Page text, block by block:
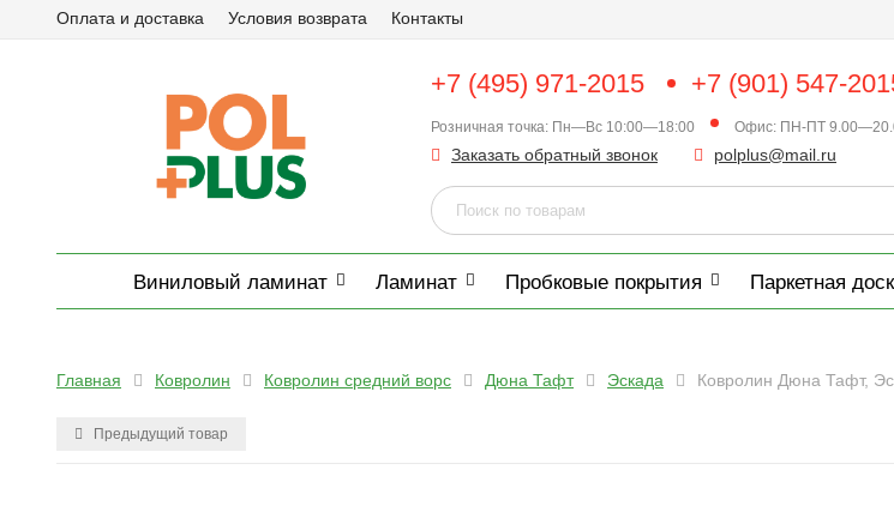
Оплата и доставка Условия возврата Контакты
+7 (495) 971-2015 +7 (901) 547-
Розничная точка: Пн—Вс 10:00—18:00 Офис: ПН-ПТ
Заказать обратный звонок polplus@mail.ru
Виниловый ламинат Ламинат Пробковые покрытия Паркетная
Главная Ковролин Ковролин средний ворс Дюна Тафт Эскада Ковролин Дюна Тафт,
Предыдущий товар